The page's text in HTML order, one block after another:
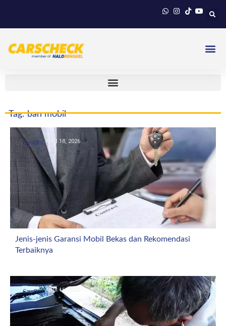
Tag: ban mobil
CarsOto April 18, 2026
Jenis-jenis Garansi Mobil Bekas dan Rekomendasi
Terbaiknya
CarsOto April 16, 2026